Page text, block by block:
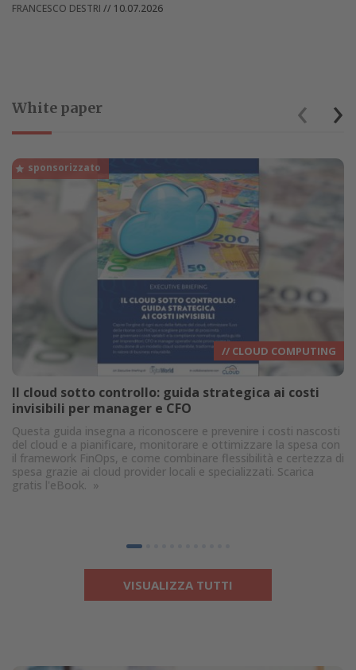
FRANCESCO DESTRI // 10.07.2026
White paper
// CLOUD COMPUTING
Il cloud sotto controllo: guida strategica ai costi
invisibili per manager e CFO
Questa guida insegna a riconoscere e prevenire i costi nascosti
del cloud e a pianificare, monitorare e ottimizzare la spesa con
il framework FinOps, e come combinare flessibilità e certezza di
spesa grazie ai cloud provider locali e specializzati. Scarica
gratis l'eBook. »
‹ ›
VISUALIZZA TUTTI